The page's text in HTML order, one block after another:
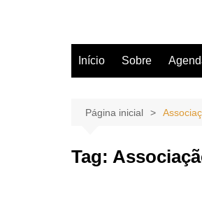
Início Sobre
Página inicial
Tag: